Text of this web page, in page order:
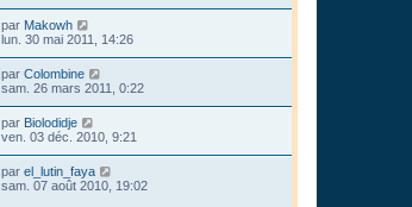
par Makowh
lun. 30 mai 2011, 14:26
par Colombine
sam. 26 mars 2011, 0:22
par Biolodidje
ven. 03 déc. 2010, 9:21
par el_lutin_faya
sam. 07 août 2010, 19:02